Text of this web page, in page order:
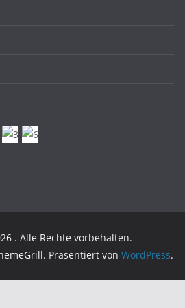
. Alle Rechte vorbehalten.
Präsentiert von WordPress.